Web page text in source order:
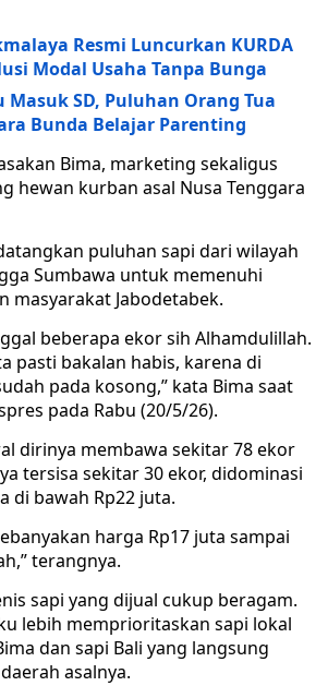
Resmi Luncurkan KURDA
Modal Usaha Tanpa Bunga
SD, Puluhan Orang Tua
Bunda Belajar Parenting
Bima, marketing sekaligus
hewan kurban asal Nusa Tenggara
puluhan sapi dari wilayah
Sumbawa untuk memenuhi
masyarakat Jabodetabek.
beberapa ekor sih Alhamdulillah.
pasti bakalan habis, karena di
pada kosong,” kata Bima saat
pada Rabu (20/5/26).
dirinya membawa sekitar 78 ekor
tersisa sekitar 30 ekor, didominasi
di bawah Rp22 juta.
harga Rp17 juta sampai
terangnya.
sapi yang dijual cukup beragam.
lebih memprioritaskan sapi lokal
dan sapi Bali yang langsung
asalnya.